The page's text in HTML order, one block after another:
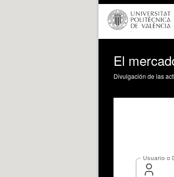
El
Divulgación de las